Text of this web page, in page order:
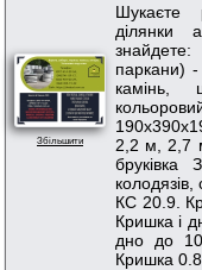
Збільшити
Шукаєте
ділянки
паркани) -
камінь,
2,2 м, 2,7
КС 20.9.
Кришка і
дно до
Кришка 0.8